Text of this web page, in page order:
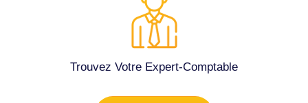
Trouvez Votre Expert-Comptable